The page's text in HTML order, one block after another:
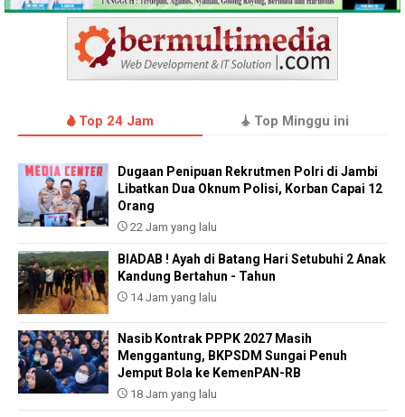
Top 24 Jam Top Minggu ini
Dugaan Penipuan Rekrutmen Polri di Jambi
Libatkan Dua Oknum Polisi, Korban Capai 12
Orang
22 Jam yang lalu
BIADAB ! Ayah di Batang Hari Setubuhi 2 Anak
Kandung Bertahun - Tahun
14 Jam yang lalu
Nasib Kontrak PPPK 2027 Masih
Menggantung, BKPSDM Sungai Penuh
Jemput Bola ke KemenPAN-RB
18 Jam yang lalu